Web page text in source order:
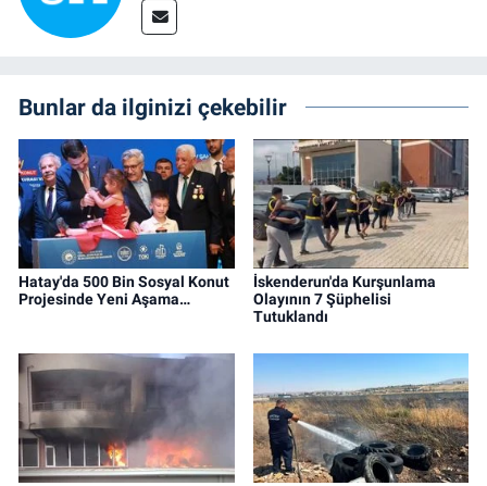
Bunlar da ilginizi çekebilir
Hatay'da 500 Bin Sosyal Konut
Projesinde Yeni Aşama…
İskenderun'da Kurşunlama
Olayının 7 Şüphelisi
Tutuklandı